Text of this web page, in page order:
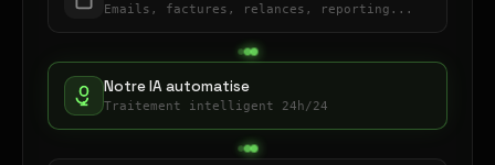
Emails, factures, relances, reporting...
Notre IA automatise
Traitement intelligent 24h/24